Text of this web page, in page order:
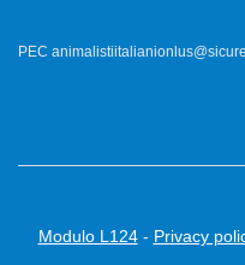
PEC
Modulo L124- Privacy